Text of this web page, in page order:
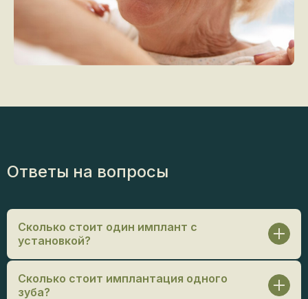
Ответы на вопросы
Сколько стоит один имплант с
установкой?
клинической ситуации. В среднем — от 15 000
Сколько стоит имплантация одного
зуба?